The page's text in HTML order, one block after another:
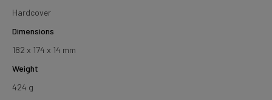
Hardcover
Dimensions
182 x 174 x 14 mm
Weight
424 g